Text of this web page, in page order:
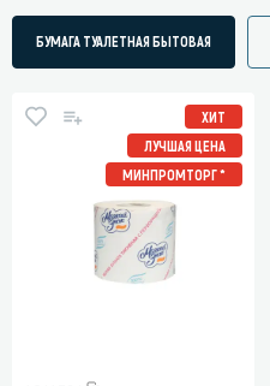
БУМАГА ТУАЛЕТНАЯ БЫТОВАЯ
ХИТ
ЛУЧШАЯ ЦЕНА
МИНПРОМТОРГ *